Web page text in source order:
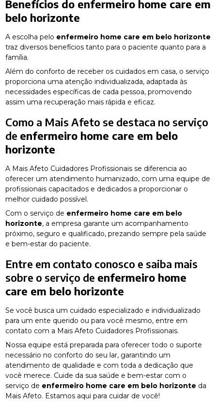
Benefícios do enfermeiro home care em
belo horizonte
A escolha pelo enfermeiro home care em belo horizonte
traz diversos benefícios tanto para o paciente quanto para a
família.
Além do conforto de receber os cuidados em casa, o serviço
proporciona uma atenção individualizada, adaptada às
necessidades específicas de cada pessoa, promovendo
assim uma recuperação mais rápida e eficaz.
Como a Mais Afeto se destaca no serviço
de enfermeiro home care em belo
horizonte
A Mais Afeto Cuidadores Profissionais se diferencia ao
oferecer um atendimento humanizado, com uma equipe de
profissionais capacitados e dedicados a proporcionar o
melhor cuidado possível.
Com o serviço de enfermeiro home care em belo
horizonte, a empresa garante um acompanhamento
próximo, seguro e qualificado, prezando sempre pela saúde
e bem-estar do paciente.
Entre em contato conosco e saiba mais
sobre o serviço de enfermeiro home
care em belo horizonte
Se você busca um cuidado especializado e individualizado
para um ente querido ou para você mesmo, entre em
contato com a Mais Afeto Cuidadores Profissionais.
Nossa equipe está preparada para oferecer todo o suporte
necessário no conforto do seu lar, garantindo um
atendimento de qualidade e com toda a dedicação que
você merece. Cuide da sua saúde e bem-estar com o
serviço de enfermeiro home care em belo horizonte da
Mais Afeto. Estamos aqui para cuidar de você!